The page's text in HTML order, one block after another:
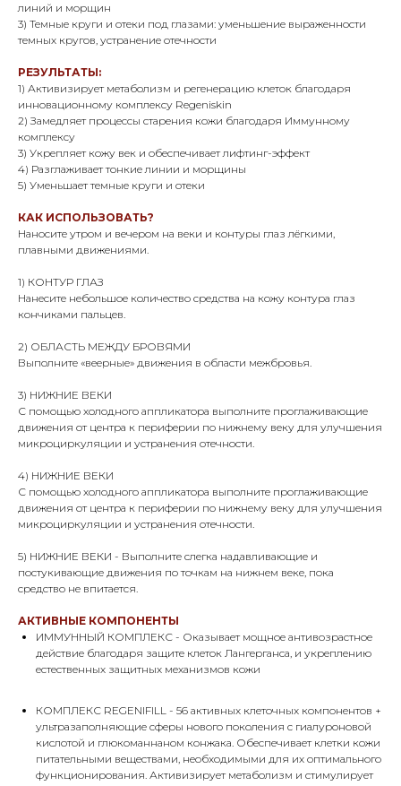
линий и морщин
3) Темные круги и отеки под глазами: уменьшение выраженности
темных кругов, устранение отечности
РЕЗУЛЬТАТЫ:
1) Активизирует метаболизм и регенерацию клеток благодаря
инновационному комплексу Regeniskin
2) Замедляет процессы старения кожи благодаря Иммунному
комплексу
3) Укрепляет кожу век и обеспечивает лифтинг-эффект
4) Разглаживает тонкие линии и морщины
5) Уменьшает темные круги и отеки
КАК ИСПОЛЬЗОВАТЬ?
Наносите утром и вечером на веки и контуры глаз лёгкими,
плавными движениями.
1) КОНТУР ГЛАЗ
Нанесите небольшое количество средства на кожу контура глаз
кончиками пальцев.
2) ОБЛАСТЬ МЕЖДУ БРОВЯМИ
Выполните «веерные» движения в области межбровья.
3) НИЖНИЕ ВЕКИ
С помощью холодного аппликатора выполните проглаживающие
движения от центра к периферии по нижнему веку для улучшения
микроциркуляции и устранения отечности.
4) НИЖНИЕ ВЕКИ
С помощью холодного аппликатора выполните проглаживающие
движения от центра к периферии по нижнему веку для улучшения
микроциркуляции и устранения отечности.
5) НИЖНИЕ ВЕКИ - Выполните слегка надавливающие и
постукивающие движения по точкам на нижнем веке, пока
средство не впитается.
АКТИВНЫЕ КОМПОНЕНТЫ
ИММУННЫЙ КОМПЛЕКС - Оказывает мощное антивозрастное
действие благодаря защите клеток Лангерганса, и укреплению
естественных защитных механизмов кожи
КОМПЛЕКС REGENIFILL - 56 активных клеточных компонентов +
ультразаполняющие сферы нового поколения с гиалуроновой
кислотой и глюкоманнаном конжака. Обеспечивает клетки кожи
питательными веществами, необходимыми для их оптимального
функционирования. Активизирует метаболизм и стимулирует